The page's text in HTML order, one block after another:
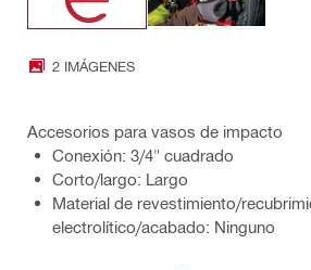
2 IMÁGENES
Accesorios para vasos de impacto
Conexión: 3/4" cuadrado
Corto/largo: Largo
Material de revestimiento/
electrolítico/acabado: Ninguno